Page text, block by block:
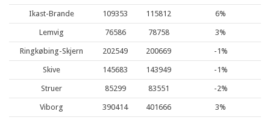
Ikast-Brande 109353 115812 6%
Lemvig 76586 78758 3%
Ringkøbing-Skjern 202549 200669 -1%
Skive 145683 143949 -1%
Struer 85299 83551 -2%
Viborg 390414 401666 3%